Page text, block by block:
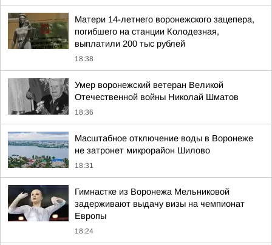
Матери 14-летнего воронежского зацепера,
погибшего на станции Колодезная,
выплатили 200 тыс рублей
18:38
Умер воронежский ветеран Великой
Отечественной войны Николай Шматов
18:36
Масштабное отключение воды в Воронеже
не затронет микрорайон Шилово
18:31
Гимнастке из Воронежа Мельниковой
задерживают выдачу визы на чемпионат
Европы
18:24